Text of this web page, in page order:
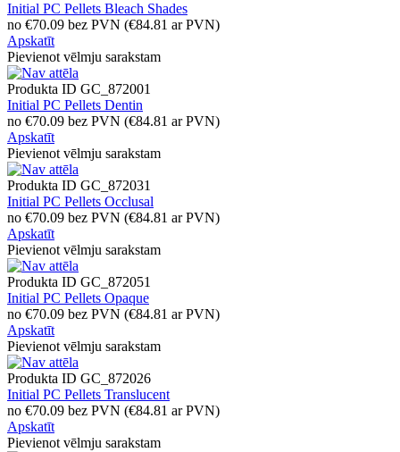
Initial PC Pellets Bleach Shades
no €70.09 bez PVN (€84.81 ar PVN)
Apskatīt
Pievienot vēlmju sarakstam
Produkta ID GC_872001
Initial PC Pellets Dentin
no €70.09 bez PVN (€84.81 ar PVN)
Apskatīt
Pievienot vēlmju sarakstam
Produkta ID GC_872031
Initial PC Pellets Occlusal
no €70.09 bez PVN (€84.81 ar PVN)
Apskatīt
Pievienot vēlmju sarakstam
Produkta ID GC_872051
Initial PC Pellets Opaque
no €70.09 bez PVN (€84.81 ar PVN)
Apskatīt
Pievienot vēlmju sarakstam
Produkta ID GC_872026
Initial PC Pellets Translucent
no €70.09 bez PVN (€84.81 ar PVN)
Apskatīt
Pievienot vēlmju sarakstam